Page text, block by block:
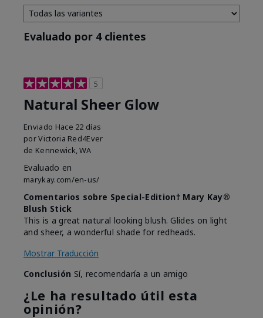
Evaluado por 4 clientes
5
Natural Sheer Glow
Enviado Hace 22 días
porVictoria Red4Ever
de Kennewick, WA
Evaluado en
marykay.com/en-us/
Comentarios sobre Special-Edition† Mary Kay®
Blush Stick
This is a great natural looking blush. Glides on light
and sheer, a wonderful shade for redheads.
Mostrar Traducción
Conclusión Sí, recomendaría a un amigo
¿Le ha resultado útil esta
opinión?